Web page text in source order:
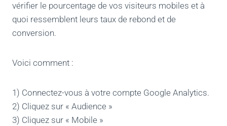
vérifier le pourcentage de vos visiteurs mobiles et à
quoi ressemblent leurs taux de rebond et de
conversion.
Voici comment :
1) Connectez-vous à votre compte Google Analytics.
2) Cliquez sur « Audience »
3) Cliquez sur « Mobile »